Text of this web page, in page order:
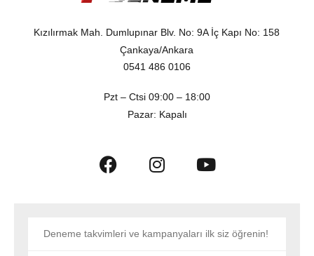
Kızılırmak Mah. Dumlupınar Blv. No: 9A İç Kapı No: 158
Çankaya/Ankara
0541 486 0106
Pzt – Ctsi 09:00 – 18:00
Pazar: Kapalı